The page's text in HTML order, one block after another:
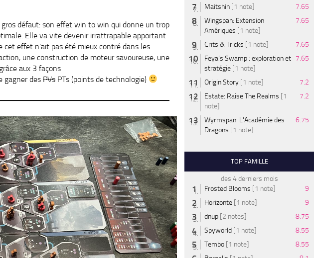
défaut: son effet win to win qui donne un trop
Elle va vite devenir irrattrapable apportant
cet effet n’ait pas été mieux contré dans les
une construction de moteur savoureuse, une
aux 3 façons
gagner des PVs PTs (points de technologie)
Maitshin [1 note]
7.65
Wingspan: Extension
Amériques [1 note]
7.65
Crits & Tricks [1 note]
7.65
Feya’s Swamp : exploration et
stratégie [1 note]
7.65
Origin Story [1 note]
7.2
Estate: Raise The Realms [1
note]
7.2
Wyrmspan: L'Académie des
Dragons [1 note]
6.75
TOP FAMILLE
des 4 derniers mois
Frosted Blooms [1 note]
9
Horizonte [1 note]
9
dnup [2 notes]
8.75
Spyworld [1 note]
8.55
Tembo [1 note]
8.55